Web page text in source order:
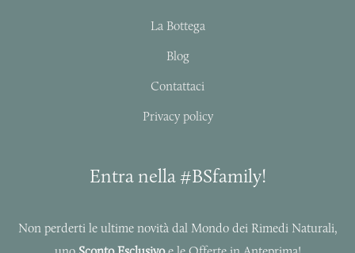
a
k
La Bottega
Blog
Contattaci
Privacy policy
Entra nella #BSfamily!
Non perderti le ultime novità dal Mondo dei Rimedi Naturali,